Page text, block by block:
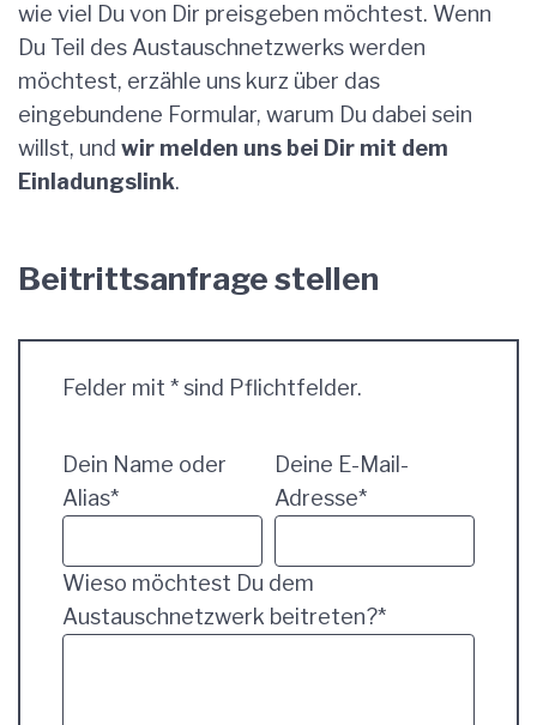
wie viel Du von Dir preisgeben möchtest. Wenn
Du Teil des Austauschnetzwerks werden
möchtest, erzähle uns kurz über das
eingebundene Formular, warum Du dabei sein
willst, und wir melden uns bei Dir mit dem
Einladungslink.
Beitrittsanfrage stellen
Felder mit * sind Pflichtfelder.
Dein Name oder
Alias*
Deine E-Mail-
Adresse*
Wieso möchtest Du dem
Austauschnetzwerk beitreten?*